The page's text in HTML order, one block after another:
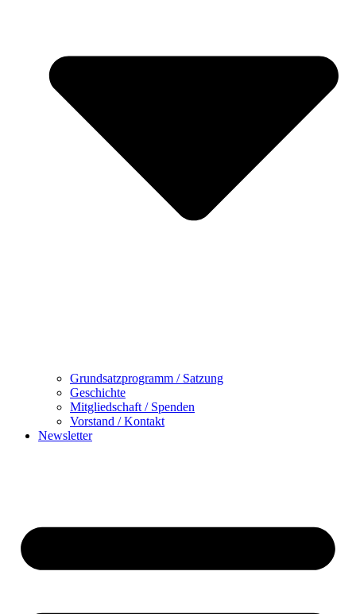
Grundsatzprogramm / Satzung
Geschichte
Mitgliedschaft / Spenden
Vorstand / Kontakt
Newsletter